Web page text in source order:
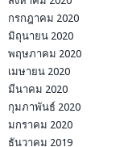
กรกฎาคม 2020
มิถุนายน 2020
พฤษภาคม 2020
เมษายน 2020
มีนาคม 2020
กุมภาพันธ์ 2020
มกราคม 2020
ธันวาคม 2019